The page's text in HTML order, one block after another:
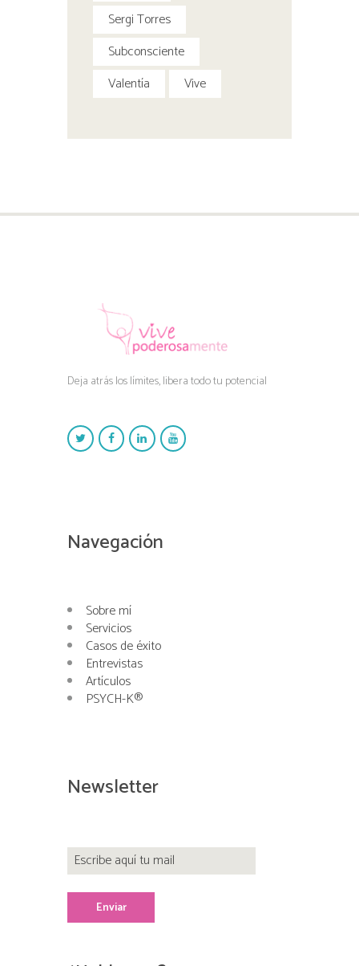
Sergi Torres
Subconsciente
Valentía
Vive
Deja atrás los límites, libera todo tu potencial
Navegación
Sobre mí
Servicios
Casos de éxito
Entrevistas
Artículos
PSYCH-K®
Newsletter